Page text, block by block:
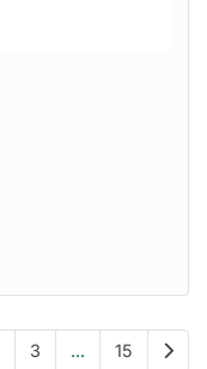
3 ... 15